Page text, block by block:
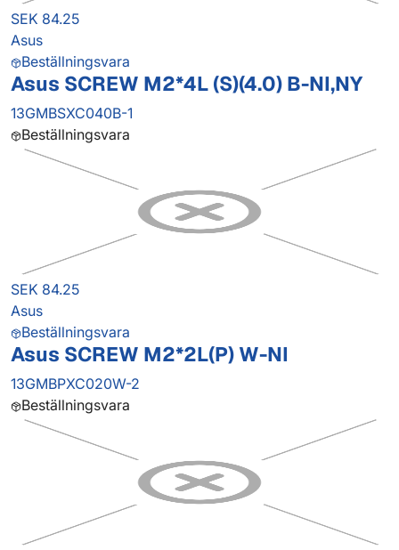
SEK 84.25
Asus
Beställningsvara
Asus SCREW M2*4L (S)(4.0) B-NI,NY
13GMBSXC040B-1
Beställningsvara
SEK 84.25
Asus
Beställningsvara
Asus SCREW M2*2L(P) W-NI
13GMBPXC020W-2
Beställningsvara